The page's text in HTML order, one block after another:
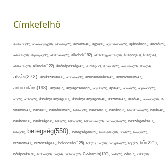
Címkefelhő
A-vitamin(36), adalékanyag(28), adomány(26), advent(40), agy(80), agyműködés(27), ajándék(95), akció(39),
aktivitás(30), alapanyag(30), alkalmazás(28), alkohol(182), alkoholfogyasztás(36), állapot(43), állat(54),
állattartás(33), allergia(122), állóképesség(42), Alma(72), almaecet(26), aloe vera(33), álom(34),
alvás(272), alvászavar(66), aminosav(33), antibakteriális(42), antibiotikum(47),
antioxidáns(198), anya(67), anyagcsere(99), anyuka(27), apa(42), ápolás(29), applikáció(26),
arc(29), arcbőr(27), ásványi anyag(111), ásványi anyagok(40), asztma(47), autó(46), avokádó(36), B-
vitamin(41), baba(82), baktérium(89), balaton(34), baleset(51), banán(53), bántalmazás(24), barát(48),
barátok(50), barátság(58), béke(29), bélflóra(37), bélrendszer(33), bemelegítés(24), beszélgetés(61),
beteg(34), betegség(550), betegségek(39), bevásárlás(28), bicikli(25), biológia(25),
bizalom(41), biztonság(66), boldogság(125), bolt(31), bor(36), borogatás(28), böjt(27), bőr(221),
bőrápolás(70), brokkoli(29), buli(24), bűntudat(32), C-vitamin(120), cékla(28), cél(57), célok(30),